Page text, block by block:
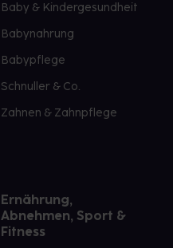
Baby & Kindergesundheit
Babynahrung
Babypflege
Schnuller & Co.
Zahnen & Zahnpflege
Ernährung,
Abnehmen, Sport &
Fitness